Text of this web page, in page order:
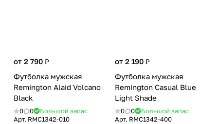
от 2 790 ₽
Футболка мужская
Remington Alaid Volcano
Вlack
0 0
Большой запас
Арт. RMС1342-010
от 2 190 ₽
Футболка мужская
Remington Casual Blue
Light Shade
0 0
Большой запас
Арт. RMС1342-400